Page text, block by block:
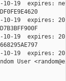
User